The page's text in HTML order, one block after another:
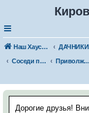
Наш Хаус-форум
Соседи по даче
Приволжский федеральный округ
Дорогие друзья!